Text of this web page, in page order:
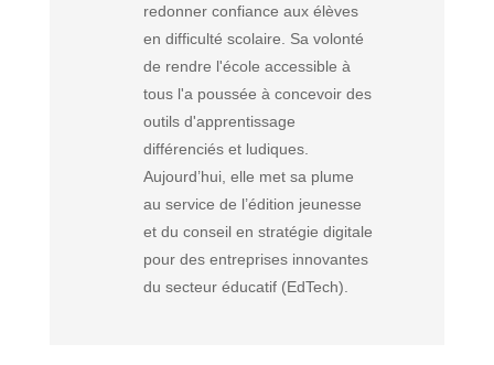
redonner confiance aux élèves
en difficulté scolaire. Sa volonté
de rendre l'école accessible à
tous l'a poussée à concevoir des
outils d'apprentissage
différenciés et ludiques.
Aujourd’hui, elle met sa plume
au service de l’édition jeunesse
et du conseil en stratégie digitale
pour des entreprises innovantes
du secteur éducatif (EdTech).